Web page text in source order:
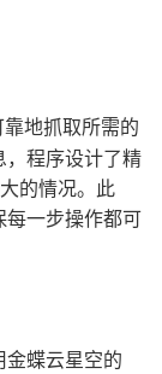
地抓取所需的
程序设计了精
的情况。此
一步操作都可
蝶云星空的